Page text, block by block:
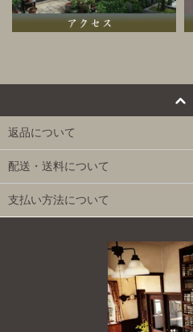
返品について
配送・送料について
支払い方法について